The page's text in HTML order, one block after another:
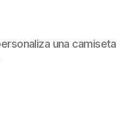
una camiseta